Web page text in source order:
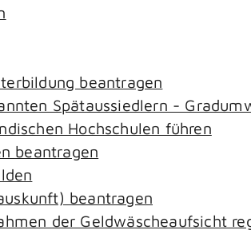
beantragen
Spätaussiedlern -
Hochschulen führen
beantragen
beantragen
der Geldwäscheaufsicht